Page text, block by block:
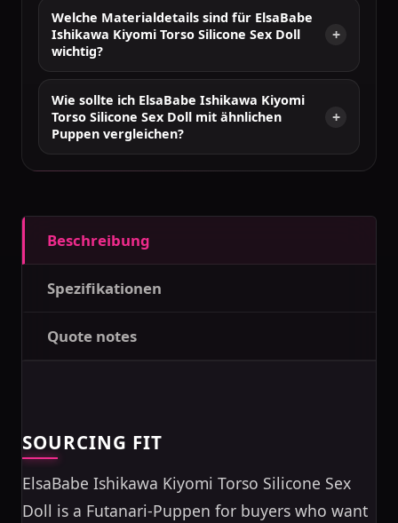
Welche Materialdetails sind für ElsaBabe
Ishikawa Kiyomi Torso Silicone Sex Doll
wichtig?
Wie sollte ich ElsaBabe Ishikawa Kiyomi
Torso Silicone Sex Doll mit ähnlichen
Puppen vergleichen?
Beschreibung
Spezifikationen
Quote notes
SOURCING FIT
ElsaBabe Ishikawa Kiyomi Torso Silicone Sex
Doll is a Futanari-Puppen for buyers who want